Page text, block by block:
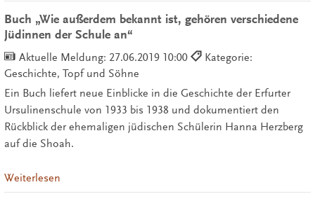
Buch „Wie außerdem bekannt ist, gehören verschiedene
Jüdinnen der Schule an“
Aktuelle Meldung: 27.06.2019 10:00
Kategorie:
Geschichte, Topf und Söhne
Ein Buch liefert neue Einblicke in die Geschichte der Erfurter
Ursulinenschule von 1933 bis 1938 und dokumentiert den
Rückblick der ehemaligen jüdischen Schülerin Hanna Herzberg
auf die Shoah.
Weiterlesen